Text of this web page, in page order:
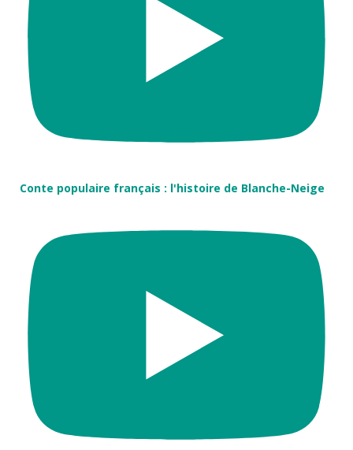
Conte populaire français : l'histoire de Blanche-Neige